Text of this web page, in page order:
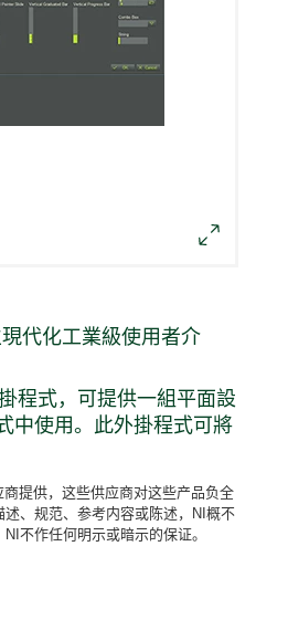
現代化工業級使用者介
程式，可提供一組平面設
中使用。此外掛程式可將
表、環狀項目、圖示架構
提供，这些供应商对这些产品负全
、规范、参考内容或陈述，NI概不
不作任何明示或暗示的保证。